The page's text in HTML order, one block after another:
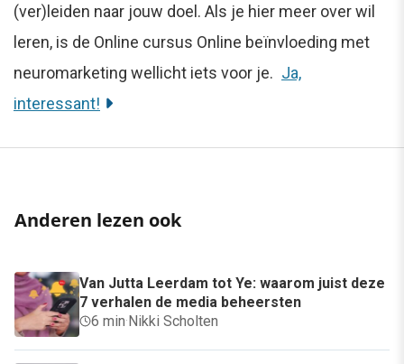
(ver)leiden naar jouw doel. Als je hier meer over wil
leren, is de Online cursus Online beïnvloeding met
neuromarketing wellicht iets voor je. Ja,
interessant!
Anderen lezen ook
Van Jutta Leerdam tot Ye: waarom juist deze
7 verhalen de media beheersten
6 min·Nikki Scholten